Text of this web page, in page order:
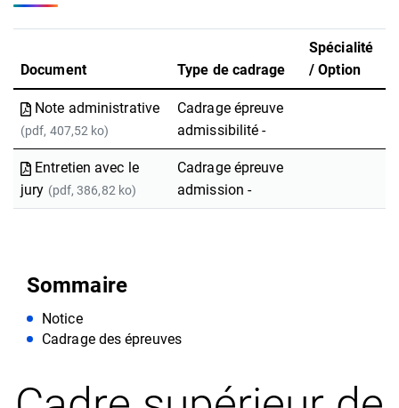
Document Type de cadrage
Spécialité
/ Option
Note administrative
(pdf, 407,52 ko)
Cadrage épreuve
admissibilité -
Entretien avec le
jury (pdf, 386,82 ko)
Cadrage épreuve
admission -
Sommaire
Notice
Cadrage des épreuves